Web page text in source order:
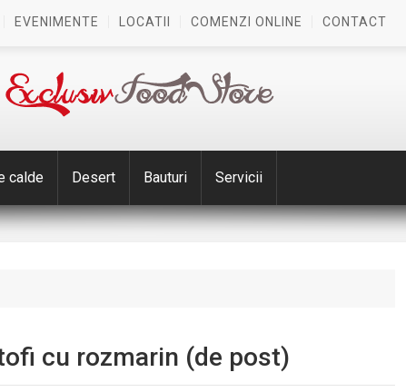
EVENIMENTE LOCATII COMENZI ONLINE CONTACT
calde Desert Bauturi Servicii
cu rozmarin (de post)